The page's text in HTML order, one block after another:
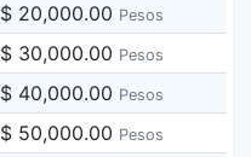
$ 20,000.00 Pesos
$ 30,000.00 Pesos
$ 40,000.00 Pesos
$ 50,000.00 Pesos